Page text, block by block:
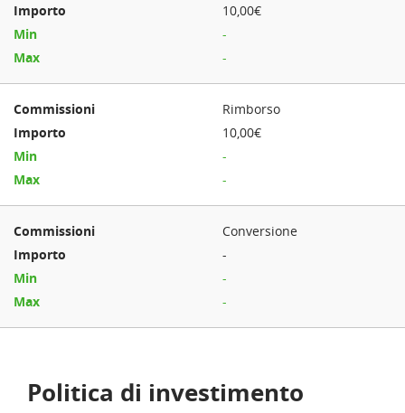
10,00€
-
-
Rimborso
10,00€
-
-
Conversione
-
-
-
Politica di investimento